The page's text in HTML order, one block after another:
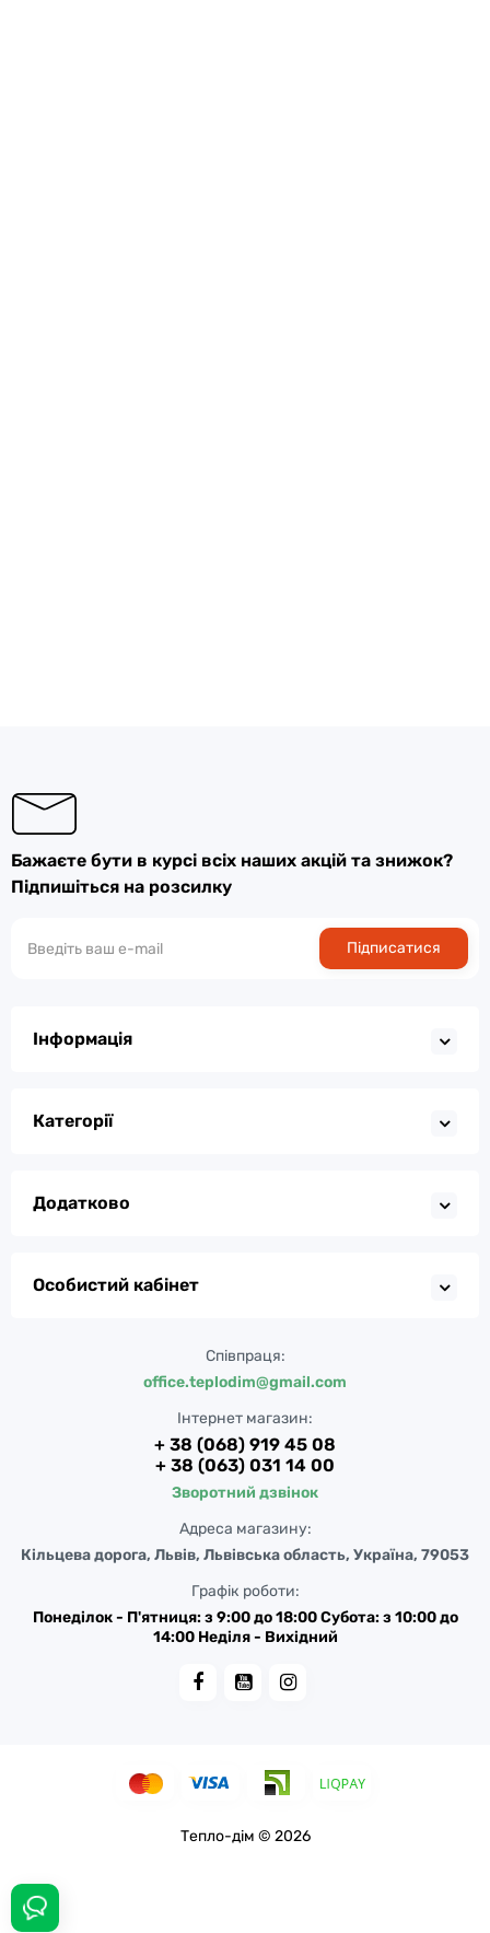
Бажаєте бути в курсі всіх наших акцій та знижок?
Підпишіться на розсилку
Підписатися
Інформація
Категорії
Додатково
Особистий кабінет
Співпраця:
office.teplodim@gmail.com
Інтернет магазин:
+ 38 (068) 919 45 08
+ 38 (063) 031 14 00
Зворотний дзвінок
Адреса магазину:
Кільцева дорога, Львів, Львівська область, Україна, 79053
Графік роботи:
Понеділок - П'ятниця: з 9:00 до 18:00 Субота: з 10:00 до
14:00 Неділя - Вихідний
Тепло-дім © 2026